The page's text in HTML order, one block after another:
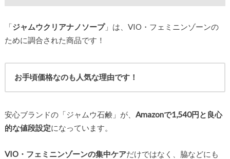
「ジャムウクリアナノソープ」は、VIO・フェミニンゾーンの
ために調合された商品です！
お手頃価格なのも人気な理由です！
安心ブランドの「ジャムウ石鹸」が、 Amazonで1,540円と良心
的な値段設定になっています。
VIO・フェミニンゾーンの集中ケアだけではなく、脇などにも